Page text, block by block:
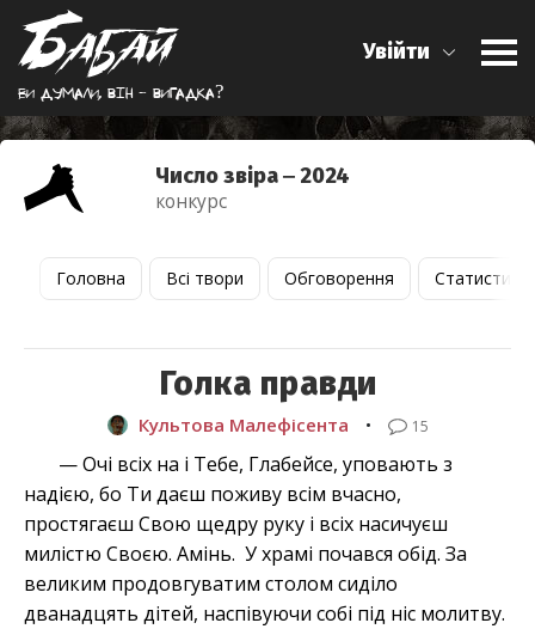
Ви думали, вiн - вигадка?
Увійти
Число звіра ‒ 2024
конкурс
Головна Всі твори Обговорення Статистика
Голка правди
Культова Малефісента • 15
— Очі всіх на і Тебе, Глабейсе, уповають з
надією, бо Ти даєш поживу всім вчасно,
простягаєш Свою щедру руку і всіх насичуєш
милістю Своєю. Амінь. У храмі почався обід. За
великим продовгуватим столом сиділо
дванадцять дітей, наспівуючи собі під ніс молитву.